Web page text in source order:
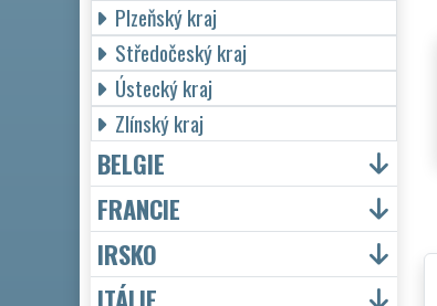
Plzeňský kraj
Středočeský kraj
Ústecký kraj
Zlínský kraj
BELGIE
FRANCIE
IRSKO